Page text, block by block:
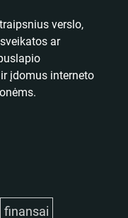
verslo,
ar
įdomus interneto
finansai